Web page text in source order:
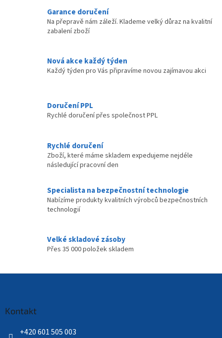
c
í
v
k
y
i
s
n
Garance doručení
Na přepravě nám záleží. Klademe velký důraz na kvalitní
zabalení zboží
Nová akce každý týden
Každý týden pro Vás připravíme novou zajímavou akci
Doručení PPL
Rychlé doručení přes společnost PPL
Rychlé doručení
Zboží, které máme skladem expedujeme nejdéle
následující pracovní den
Specialista na bezpečnostní technologie
Nabízíme produkty kvalitních výrobců bezpečnostních
technologií
Velké skladové zásoby
Přes 35 000 položek skladem
Kontakt
+420 601 505 003